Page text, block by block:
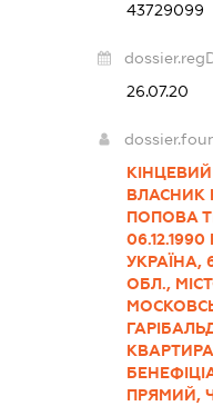
43729099
26.07.20
ВЛАСНИК
ПОПОВА
УКРАЇНА,
ОБЛ.,
ПРЯМИЙ,